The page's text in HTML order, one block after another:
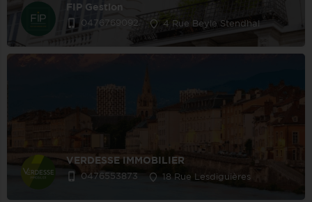
FIP Gestion
0476769092 4 Rue Beyle Stendhal
VERDESSE IMMOBILIER
0476553873 18 Rue Lesdiguières